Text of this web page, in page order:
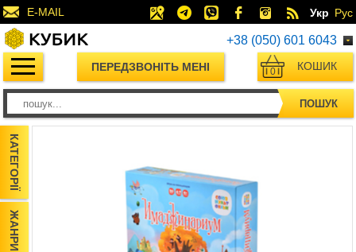
E-MAIL Укр Рус
+38 (050) 601 6043
ПЕРЕДЗВОНІТЬ МЕНІ КОШИК
0
ПОШУК
КАТЕГОРІЇ
ЖАНРИ